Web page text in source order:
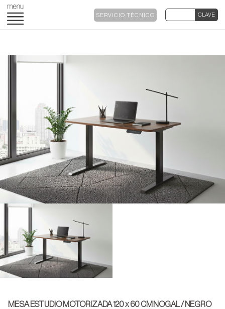
SERVICIO TÉCNICO
MESA ESTUDIO MOTORIZADA 120 x 60 CM NOGAL / NEGRO